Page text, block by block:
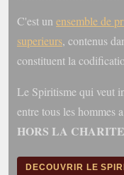
Galerie
Les Illustrés
Liens spirites
C'est un ensemble de
superieurs, contenus
constituent la
Le Spiritisme qui veut
entre tous les hommes
HORS LA
DECOUVRIR LE